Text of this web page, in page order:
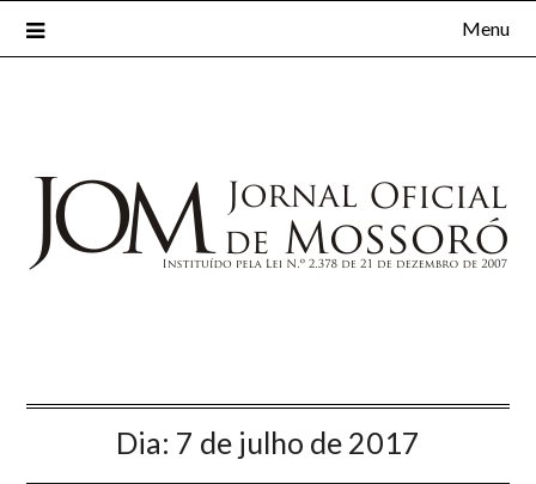
Menu
Dia: 7 de julho de 2017